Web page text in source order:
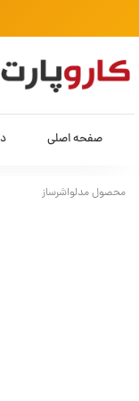
صفحه اصلی
محصول مدلواشرساز